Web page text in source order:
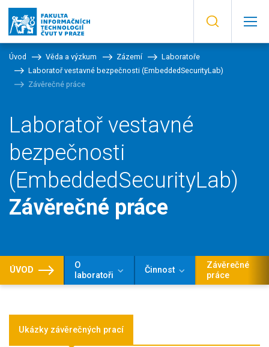
Úvod Věda a výzkum Zázemí
Laboratoře
Laboratoř vestavné bezpečnosti (EmbeddedSecurityLab)
Závěrečné práce
Laboratoř vestavné
bezpečnosti
(EmbeddedSecurityLab)
Závěrečné práce
ÚVOD
O
laboratoři
Činnost
Závěrečné
práce
Ukázky závěrečných prací